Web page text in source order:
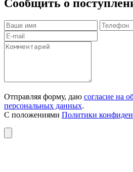
Сообщить о
Отправляя форму, даю согласие на
персональных данных.
С положениями Политики